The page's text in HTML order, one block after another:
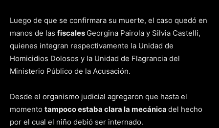
Luego de que se confirmara su muerte, el caso quedó en
manos de las fiscales Georgina Pairola y Silvia Castelli,
quienes integran respectivamente la Unidad de
Homicidios Dolosos y la Unidad de Flagrancia del
Ministerio Público de la Acusación.
Desde el organismo judicial agregaron que hasta el
momento tampoco estaba clara la mecánica del hecho
por el cual el niño debió ser internado.